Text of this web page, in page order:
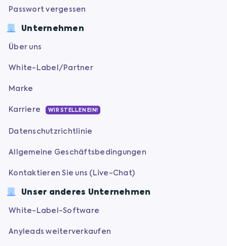
Passwort vergessen
Unternehmen
Über uns
White-Label/Partner
Marke
Karriere WIR STELLEN EIN!
Datenschutzrichtlinie
Allgemeine Geschäftsbedingungen
Kontaktieren Sie uns (Live-Chat)
Unser anderes Unternehmen
White-Label-Software
Anyleads weiterverkaufen